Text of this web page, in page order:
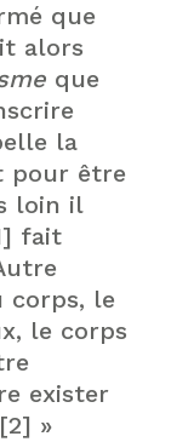
que
alors
que
la
pour être
loin il
fait
corps, le
le corps
exister
»